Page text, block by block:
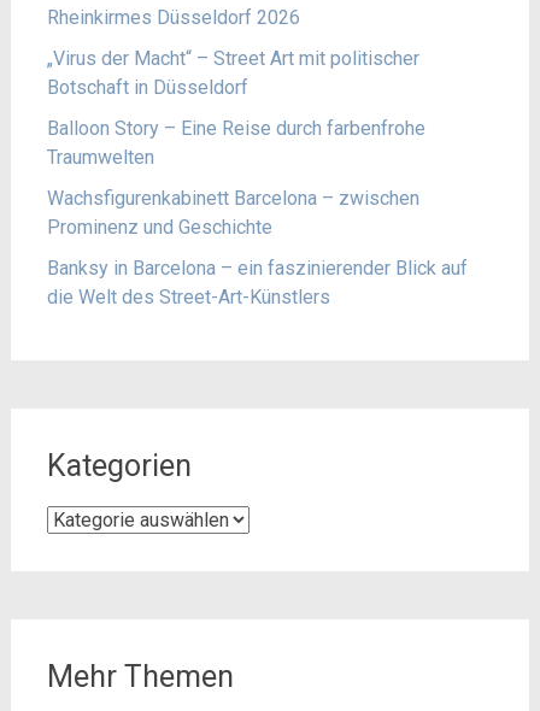
Rheinkirmes Düsseldorf 2026
„Virus der Macht“ – Street Art mit politischer
Botschaft in Düsseldorf
Balloon Story – Eine Reise durch farbenfrohe
Traumwelten
Wachsfigurenkabinett Barcelona – zwischen
Prominenz und Geschichte
Banksy in Barcelona – ein faszinierender Blick auf
die Welt des Street-Art-Künstlers
Kategorien
Kategorien
Mehr Themen